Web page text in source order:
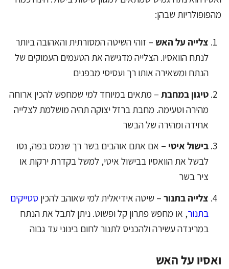
מהפופולריות שבהן:
צלייה על האש– זוהי השיטה המסורתית והאהובה ביותר
לנתח הוואסיו. הצלייה מדגישה את הטעמים העמוקים של
הנתח ומשאירה אותו רך ועסיסי מבפנים
טיגון במחבת– מתאים במיוחד למי שמחפש להכין ארוחה
מהירה וטעימה. מחבת ברזל יצוקה תהיה מושלמת לצלייה
אחידה ומהירה של הבשר
בישול איטי – אם אתם אוהבים בשר רך שנמס בפה, נסו
לבשל את הוואסיו בבישול איטי, למשל בקדרת ירקות או
ציר בשר
צלייה בתנור– שיטה אידיאלית למי שאוהב להכין סטייקים
בתנור, או מחפש פתרון קל ופשוט. ניתן לתבל את הנתח
במרינדה עשירה ולהכניס לתנור לחום בינוני עד גבוה
ואסיו על האש